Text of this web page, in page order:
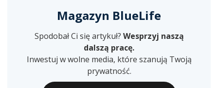
Magazyn BlueLife
Spodobał Ci się artykuł? Wesprzyj naszą
dalszą pracę.
Inwestuj w wolne media, które szanują Twoją
prywatność.